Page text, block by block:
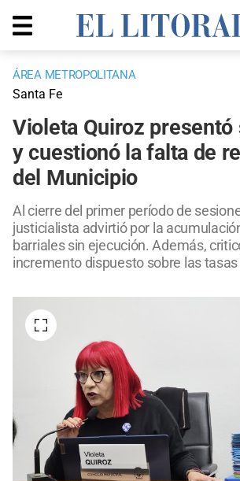
ÁREA METROPOLITANA
Santa Fe
Violeta Quiroz presentó
y cuestionó la falta de
del Municipio
Al cierre del primer período de
justicialista advirtió por la
barriales sin ejecución. Además,
incremento dispuesto sobre las tasas